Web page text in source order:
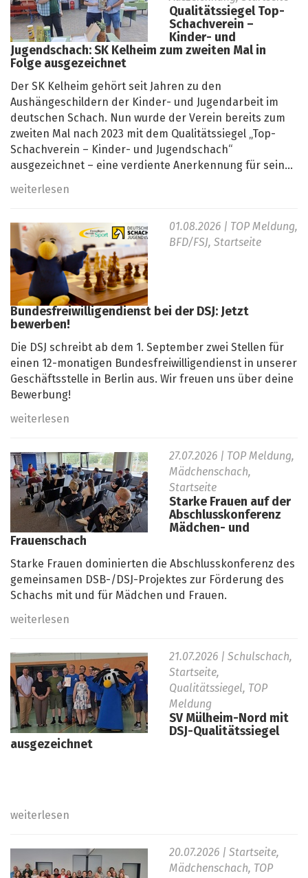
Qualitätssiegel Top-
Schachverein –
Kinder- und
Jugendschach: SK Kelheim zum zweiten Mal in
Folge ausgezeichnet
Der SK Kelheim gehört seit Jahren zu den
Aushängeschildern der Kinder- und Jugendarbeit im
deutschen Schach. Nun wurde der Verein bereits zum
zweiten Mal nach 2023 mit dem Qualitätssiegel „Top-
Schachverein – Kinder- und Jugendschach“
ausgezeichnet – eine verdiente Anerkennung für sein...
weiterlesen
01.08.2026 | TOP Meldung,
BFD/FSJ, Startseite
Bundesfreiwilligendienst bei der DSJ: Jetzt
bewerben!
Die DSJ schreibt ab dem 1. September zwei Stellen für
einen 12-monatigen Bundesfreiwilligendienst in unserer
Geschäftsstelle in Berlin aus. Wir freuen uns über deine
Bewerbung!
weiterlesen
27.07.2026 | TOP Meldung,
Mädchenschach,
Startseite
Starke Frauen auf der
Abschlusskonferenz
Mädchen- und
Frauenschach
Starke Frauen dominierten die Abschlusskonferenz des
gemeinsamen DSB-/DSJ-Projektes zur Förderung des
Schachs mit und für Mädchen und Frauen.
weiterlesen
21.07.2026 | Schulschach,
Startseite,
Qualitätssiegel, TOP
Meldung
SV Mülheim-Nord mit
DSJ-Qualitätssiegel
ausgezeichnet
weiterlesen
20.07.2026 | Startseite,
Mädchenschach, TOP